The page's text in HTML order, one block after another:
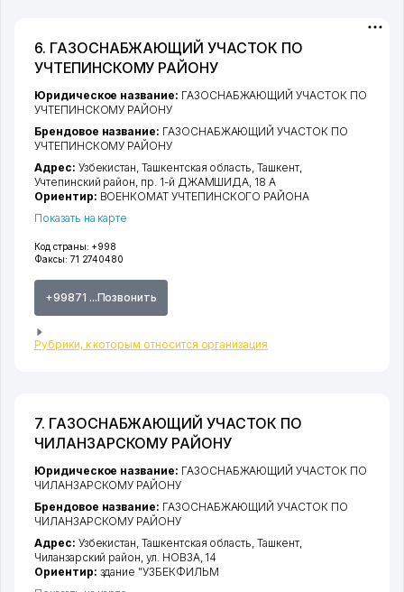
6. ГАЗОСНАБЖАЮЩИЙ УЧАСТОК ПО
УЧТЕПИНСКОМУ РАЙОНУ
Код страны: +998
Факсы: 71 2740480
+99871 ...Позвонить
Рубрики, к которым относится организация
Юридическое название: ГАЗОСНАБЖАЮЩИЙ УЧАСТОК ПО
УЧТЕПИНСКОМУ РАЙОНУ
Брендовое название: ГАЗОСНАБЖАЮЩИЙ УЧАСТОК ПО
УЧТЕПИНСКОМУ РАЙОНУ
Адрес: Узбекистан,Ташкентская область,Ташкент,
Учтепинский район, пр. 1-й ДЖАМШИДА, 18 А
Ориентир: ВОЕНКОМАТ УЧТЕПИНСКОГО РАЙОНА
Показать на карте
7. ГАЗОСНАБЖАЮЩИЙ УЧАСТОК ПО
ЧИЛАНЗАРСКОМУ РАЙОНУ
Юридическое название: ГАЗОСНАБЖАЮЩИЙ УЧАСТОК ПО
ЧИЛАНЗАРСКОМУ РАЙОНУ
Брендовое название: ГАЗОСНАБЖАЮЩИЙ УЧАСТОК ПО
ЧИЛАНЗАРСКОМУ РАЙОНУ
Адрес: Узбекистан,Ташкентская область,Ташкент,
Чиланзарский район,ул. НОВЗА, 14
Ориентир: здание "УЗБЕКФИЛЬМ